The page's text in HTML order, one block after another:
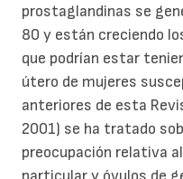
prostaglandinas se
80 y están creciendo
que podrían estar
útero de mujeres
anteriores de esta
2001) se ha tratado
preocupación relativa